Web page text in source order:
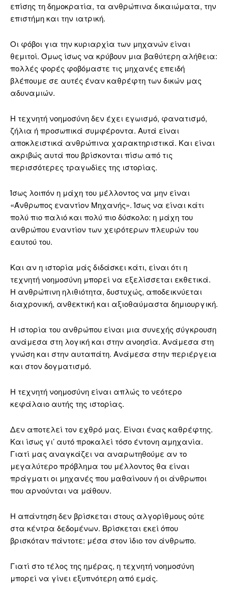
επίσης τη δημοκρατία, τα ανθρώπινα δικαιώματα, την
επιστήμη και την ιατρική.
Οι φόβοι για την κυριαρχία των μηχανών είναι
θεμιτοί. Όμως ίσως να κρύβουν μια βαθύτερη αλήθεια:
πολλές φορές φοβόμαστε τις μηχανές επειδή
βλέπουμε σε αυτές έναν καθρέφτη των δικών μας
αδυναμιών.
Η τεχνητή νοημοσύνη δεν έχει εγωισμό, φανατισμό,
ζήλια ή προσωπικά συμφέροντα. Αυτά είναι
αποκλειστικά ανθρώπινα χαρακτηριστικά. Και είναι
ακριβώς αυτά που βρίσκονται πίσω από τις
περισσότερες τραγωδίες της ιστορίας.
Ίσως λοιπόν η μάχη του μέλλοντος να μην είναι
«Άνθρωπος εναντίον Μηχανής». Ίσως να είναι κάτι
πολύ πιο παλιό και πολύ πιο δύσκολο: η μάχη του
ανθρώπου εναντίον των χειρότερων πλευρών του
εαυτού του.
Και αν η ιστορία μάς διδάσκει κάτι, είναι ότι η
τεχνητή νοημοσύνη μπορεί να εξελίσσεται εκθετικά.
Η ανθρώπινη ηλιθιότητα, δυστυχώς, αποδεικνύεται
διαχρονική, ανθεκτική και αξιοθαύμαστα δημιουργική.
Η ιστορία του ανθρώπου είναι μια συνεχής σύγκρουση
ανάμεσα στη λογική και στην ανοησία. Ανάμεσα στη
γνώση και στην αυταπάτη. Ανάμεσα στην περιέργεια
και στον δογματισμό.
Η τεχνητή νοημοσύνη είναι απλώς το νεότερο
κεφάλαιο αυτής της ιστορίας.
Δεν αποτελεί τον εχθρό μας. Είναι ένας καθρέφτης.
Και ίσως γι’ αυτό προκαλεί τόσο έντονη αμηχανία.
Γιατί μας αναγκάζει να αναρωτηθούμε αν το
μεγαλύτερο πρόβλημα του μέλλοντος θα είναι
πράγματι οι μηχανές που μαθαίνουν ή οι άνθρωποι
που αρνούνται να μάθουν.
Η απάντηση δεν βρίσκεται στους αλγορίθμους ούτε
στα κέντρα δεδομένων. Βρίσκεται εκεί όπου
βρισκόταν πάντοτε: μέσα στον ίδιο τον άνθρωπο.
Γιατί στο τέλος της ημέρας, η τεχνητή νοημοσύνη
μπορεί να γίνει εξυπνότερη από εμάς.